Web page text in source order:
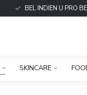
BEL INDIEN U PRO
SKINCARE